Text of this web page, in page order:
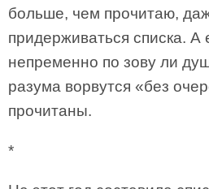
больше, чем прочитаю,
придерживаться списка. А
непременно по зову ли
разума ворвутся «без
прочитаны.
*